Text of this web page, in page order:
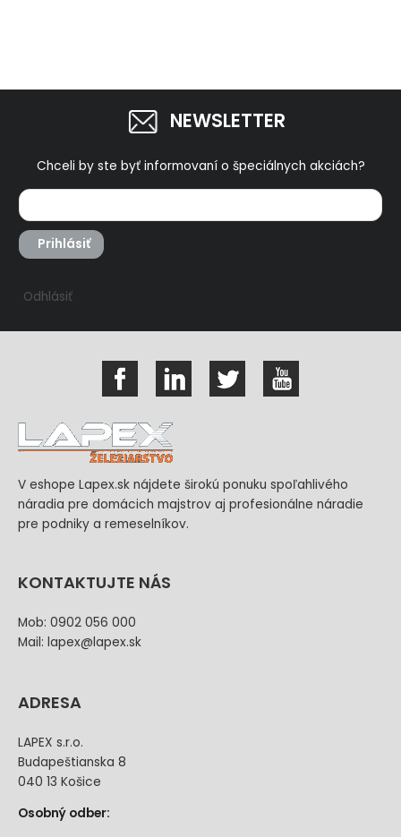
NEWSLETTER
Chceli by ste byť informovaní o špeciálnych akciách?
Prihlásiť
Odhlásiť
V eshope Lapex.sk nájdete širokú ponuku spoľahlivého
náradia pre domácich majstrov aj profesionálne náradie
pre podniky a remeselníkov.
KONTAKTUJTE NÁS
Mob: 0902 056 000
Mail: lapex@lapex.sk
ADRESA
LAPEX s.r.o.
Budapeštianska 8
040 13 Košice
Osobný odber: